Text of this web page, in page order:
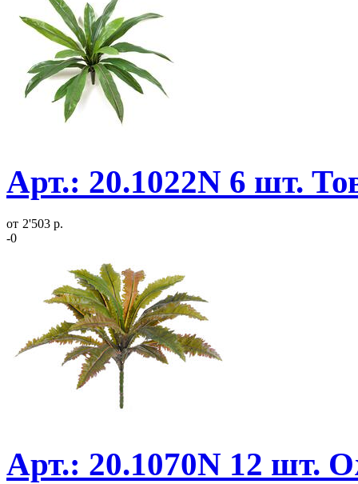
Арт.: 20.1022N 6 шт.
от 2'503 р.
-0
Арт.: 20.1070N 12 шт.